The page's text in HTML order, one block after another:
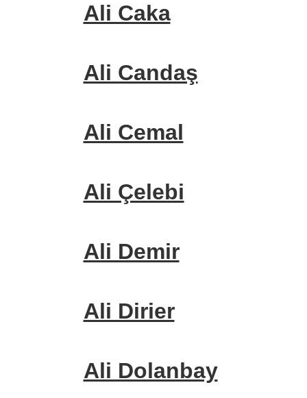
Ali Caka
Ali Candaş
Ali Cemal
Ali Çelebi
Ali Demir
Ali Dirier
Ali Dolanbay